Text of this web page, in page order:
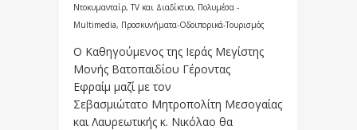
Ντοκυμανταίρ, TV και Διαδίκτυο, Πολυμέσα -
Multimedia, Προσκυνήματα-Οδοιπορικά-Τουρισμός
Ο Καθηγούμενος της Ιεράς Μεγίστης
Μονής Βατοπαιδίου Γέροντας
Εφραίμ μαζί με τον
Σεβασμιώτατο Μητροπολίτη Μεσογαίας
και Λαυρεωτικής κ. Νικόλαο θα